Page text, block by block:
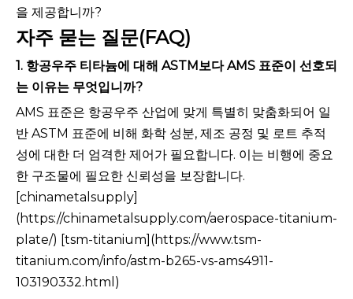
을 제공합니까?
자주 묻는 질문(FAQ)
1. 항공우주 티타늄에 대해 ASTM보다 AMS 표준이 선호되
는 이유는 무엇입니까?
AMS 표준은 항공우주 산업에 맞게 특별히 맞춤화되어 일
반 ASTM 표준에 비해 화학 성분, 제조 공정 및 로트 추적
성에 대한 더 엄격한 제어가 필요합니다. 이는 비행에 중요
한 구조물에 필요한 신뢰성을 보장합니다.
[chinametalsupply]
(https://chinametalsupply.com/aerospace-titanium-
plate/) [tsm-titanium](https://www.tsm-
titanium.com/info/astm-b265-vs-ams4911-
103190332.html)